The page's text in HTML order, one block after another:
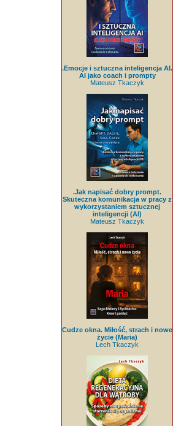
.Emocje i sztuczna inteligencja AI.
AI jako coach i prompty
Mateusz Tkaczyk
.Jak napisać dobry prompt.
Skuteczna komunikacja w pracy z
wykorzystaniem sztucznej
inteligencji (AI)
Mateusz Tkaczyk
Cudze okna. Miłość, strach i nowe
życie (Maria)
Lech Tkaczyk